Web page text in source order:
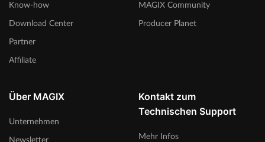
Know-how
Download Center
Partner
Affiliate
MAGIX Community
Producer Planet
Über MAGIX
Unternehmen
Newsletter
Kontakt zum
Technischen Support
Mehr Infos